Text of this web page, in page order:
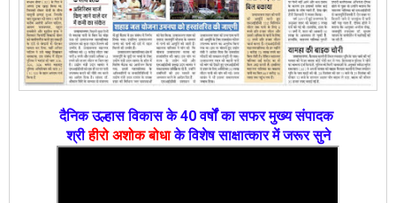
दैनिक उल्हास विकास के 40 वर्षों का सफर मुख्य संपादक
श्रीहीरो अशोक बोधाके विशेष साक्षात्कार में जरूर सुने